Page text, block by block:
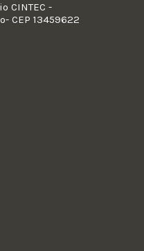
CINTEC -
CEP 13459622